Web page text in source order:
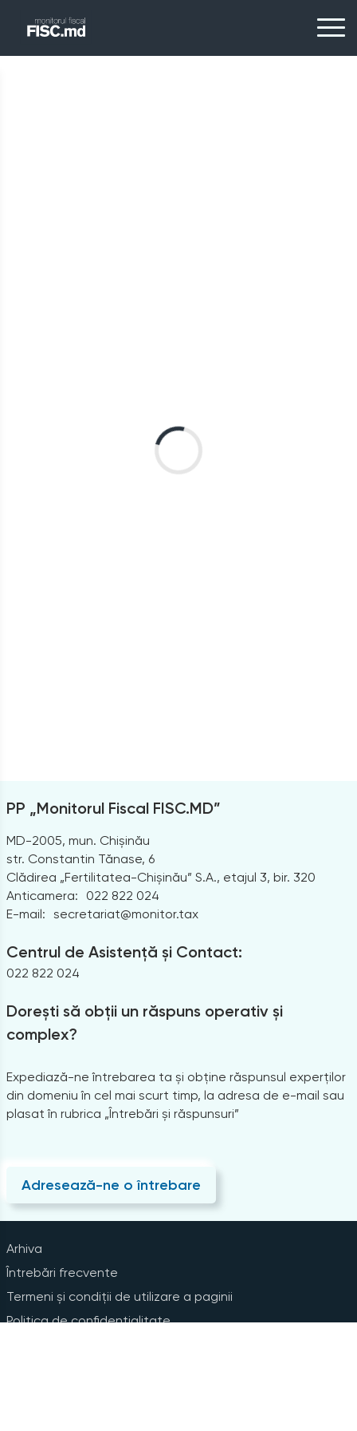
PP „Monitorul Fiscal FISC.MD”
MD-2005, mun. Chișinău
str. Constantin Tănase, 6
Clădirea „Fertilitatea-Chișinău” S.A., etajul 3, bir. 320
Anticamera:
022 822 024
E-mail: secretariat@monitor.tax
Centrul de Asistență și Contact:
022 822 024
Dorești să obții un răspuns operativ și
complex?
Expediază-ne întrebarea ta și obține răspunsul experților
din domeniu în cel mai scurt timp, la adresa de e-mail sau
plasat în rubrica „Întrebări și răspunsuri”
Adresează-ne o întrebare
Arhiva
Întrebări frecvente
Termeni și condiții de utilizare a paginii
Politica de confidențialitate